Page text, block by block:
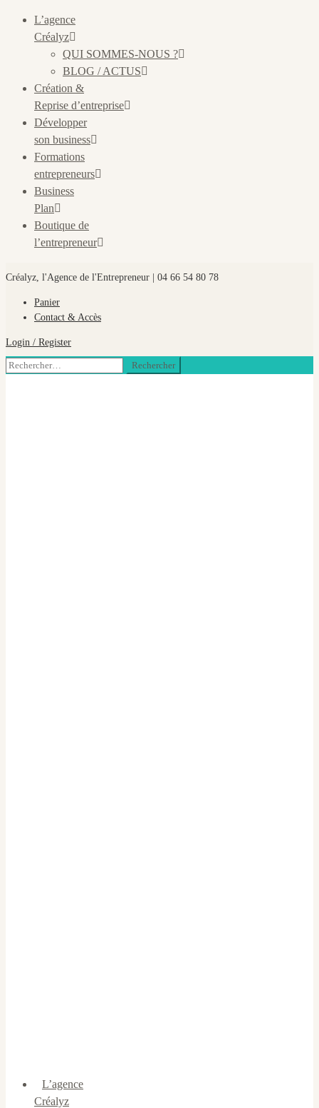
L’agence
Créalyz
QUI SOMMES-NOUS ?
BLOG / ACTUS
Création &
Reprise d’entreprise
Développer
son business
Formations
entrepreneurs
Business
Plan
Boutique de
l’entrepreneur
Créalyz, l'Agence de l'Entrepreneur | 04 66 54 80 78
Panier
Contact & Accès
Login / Register
Rechercher :
L’agence
Créalyz